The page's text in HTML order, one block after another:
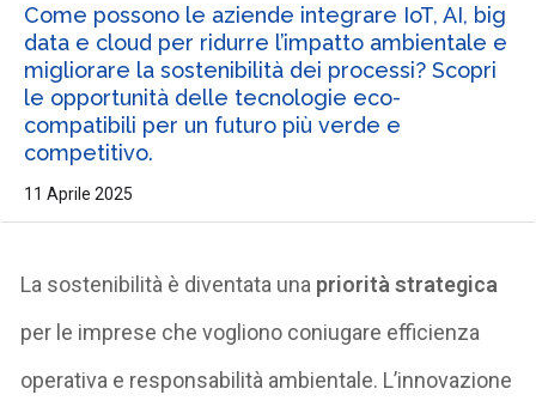
Come possono le aziende integrare IoT, AI, big
data e cloud per ridurre l’impatto ambientale e
migliorare la sostenibilità dei processi? Scopri
le opportunità delle tecnologie eco-
compatibili per un futuro più verde e
competitivo.
11 Aprile 2025
La sostenibilità è diventata una priorità strategica
per le imprese che vogliono coniugare efficienza
operativa e responsabilità ambientale. L’innovazione